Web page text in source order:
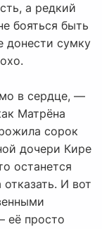
а редкий
бояться быть
донести сумку
в сердце, —
Матрёна
сорок
дочери Кире
останется
И вот
её просто